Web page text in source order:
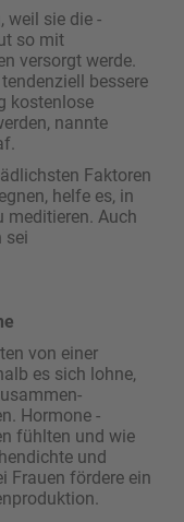
weil sie die
so mit
versorgt werde.
bessere
kostenlose
nannte
Faktoren
helfe es, in
meditieren. Auch
sei
von einer
es sich ­lohne,
­Hormone
fühlten und wie
und
Frauen fördere ein